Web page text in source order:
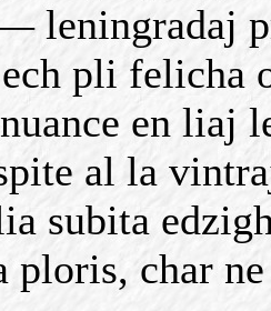
leningradaj
pli felicha
en liaj
al la
subita
ploris, char